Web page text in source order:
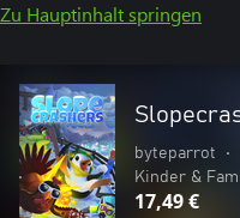
Zu Hauptinhalt springen
byteparrot •
Kinder &
17,49 €